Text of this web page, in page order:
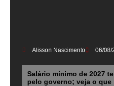
Alisson Nascimento 06/08/
Salário mínimo de 2027
pelo governo; veja o que